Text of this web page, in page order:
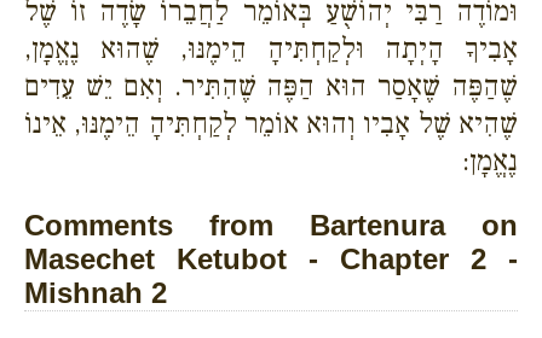
וּמוֹדֶה רַבִּי יְהוֹשֻׁעַ בְּאוֹמֵר לַחֲבֵרוֹ שָׂדֶה זוֹ שֶׁל
אָבִיךָ הָיְתָה וּלְקַחְתִּיהָ הֵימֶנּוּ, שֶׁהוּא נֶאֱמָן,
שֶׁהַפֶּה שֶׁאָסַר הוּא הַפֶּה שֶׁהִתִּיר. וְאִם יֵשׁ עֵדִים
שֶׁהִיא שֶׁל אָבִיו וְהוּא אוֹמֵר לְקַחְתִּיהָ הֵימֶנּוּ, אֵינוֹ
נֶאֱמָן:
Comments from Bartenura on
Masechet Ketubot - Chapter 2 -
Mishnah 2